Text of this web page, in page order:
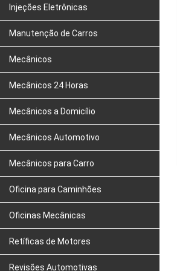
Injeções Eletrônicas
Manutenção de Carros
Mecânicos
Mecânicos 24 Horas
Mecânicos a Domicílio
Mecânicos Automotivo
Mecânicos para Carro
Oficina para Caminhões
Oficinas Mecânicas
Retíficas de Motores
Revisões Automotivas